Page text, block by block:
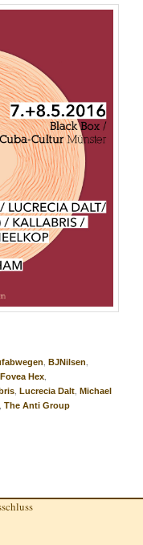
,BJNilsen,
Fovea Hex,
,Lucrecia Dalt,Michael
,The Anti Group